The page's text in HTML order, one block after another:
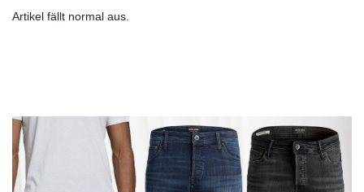
Artikel fällt normal aus.